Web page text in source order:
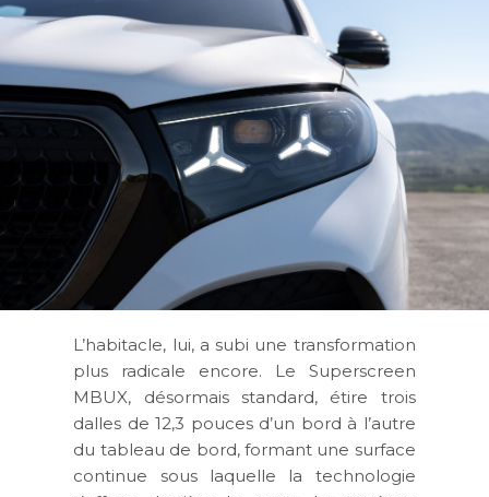
L’habitacle, lui, a subi une transformation
plus radicale encore. Le Superscreen
MBUX, désormais standard, étire trois
dalles de 12,3 pouces d’un bord à l’autre
du tableau de bord, formant une surface
continue sous laquelle la technologie